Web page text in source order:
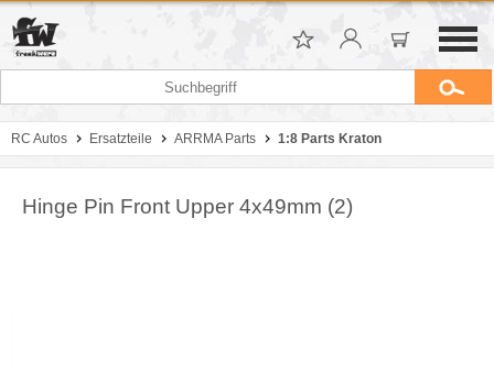
RC Autos Ersatzteile ARRMA Parts 1:8 Parts Kraton
Hinge Pin Front Upper 4x49mm (2)